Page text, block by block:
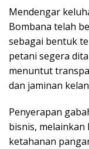
Mendengar
Bombana telah
sebagai bentuk
petani segera
menuntut
dan jaminan
Penyerapan
bisnis,
ketahanan